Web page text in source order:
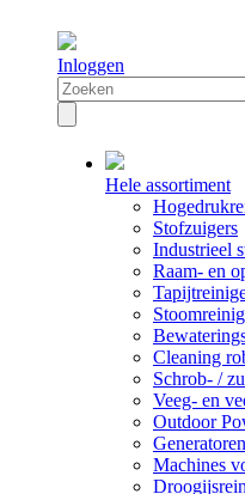
Inloggen
Hele assortiment
Stofzuigers
Industrieel
Raam- en
Cleaning
Schrob- /
Veeg- en
Outdoor
Machines